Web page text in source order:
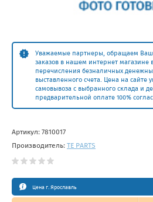
Уважаемые партнеры, обращаем
заказов в нашем интернет магазине
перечисления безналичных
выставленного счета. Цена на сайте
самовывоза с выбранного склада и
предварительной оплате 100%
Артикул: 7810017
Производитель: TE PARTS
Цена г. Ярославль